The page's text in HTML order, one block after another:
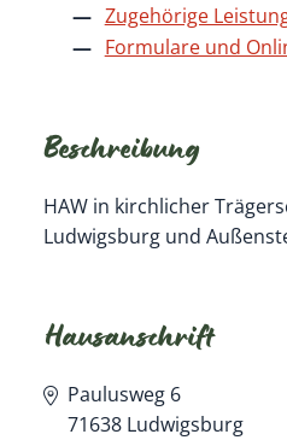
Zugehörige
Formulare und
Beschreibung
HAW in kirchlicher
Ludwigsburg und
Hausanschrift
Paulusweg 6
71638 Ludwigsburg